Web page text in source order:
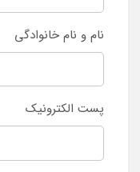
نام و نام خانوادگی
پست الکترونیک